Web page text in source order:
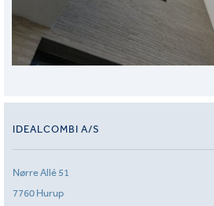
IDEALCOMBI A/S
Nørre Allé 51
7760 Hurup